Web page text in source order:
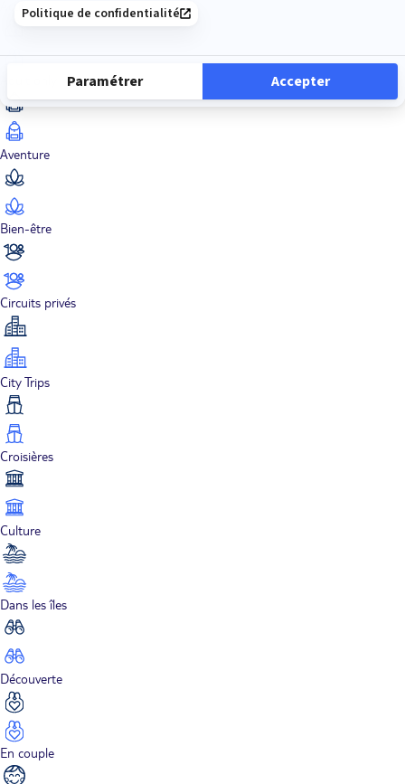
Actif
Aventure
Bien-être
Circuits privés
City Trips
Croisières
Culture
Dans les îles
Découverte
En couple